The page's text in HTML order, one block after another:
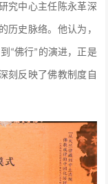
究中心主任陈永革深
历史脉络。他认为，
到 “佛行” 的演进，正是
刻反映了佛教制度自